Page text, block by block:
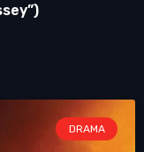
DRAMA